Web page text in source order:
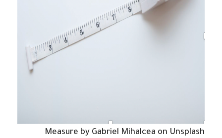
Measure by Gabriel Mihalcea on Unsplash